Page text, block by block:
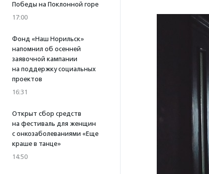
Победы на Поклонной горе
17:00
Фонд «Наш Норильск»
напомнил об осенней
заявочной кампании
на поддержку социальных
проектов
16:31
Открыт сбор средств
на фестиваль для женщин
с онкозаболеваниями «Еще
краше в танце»
14:50